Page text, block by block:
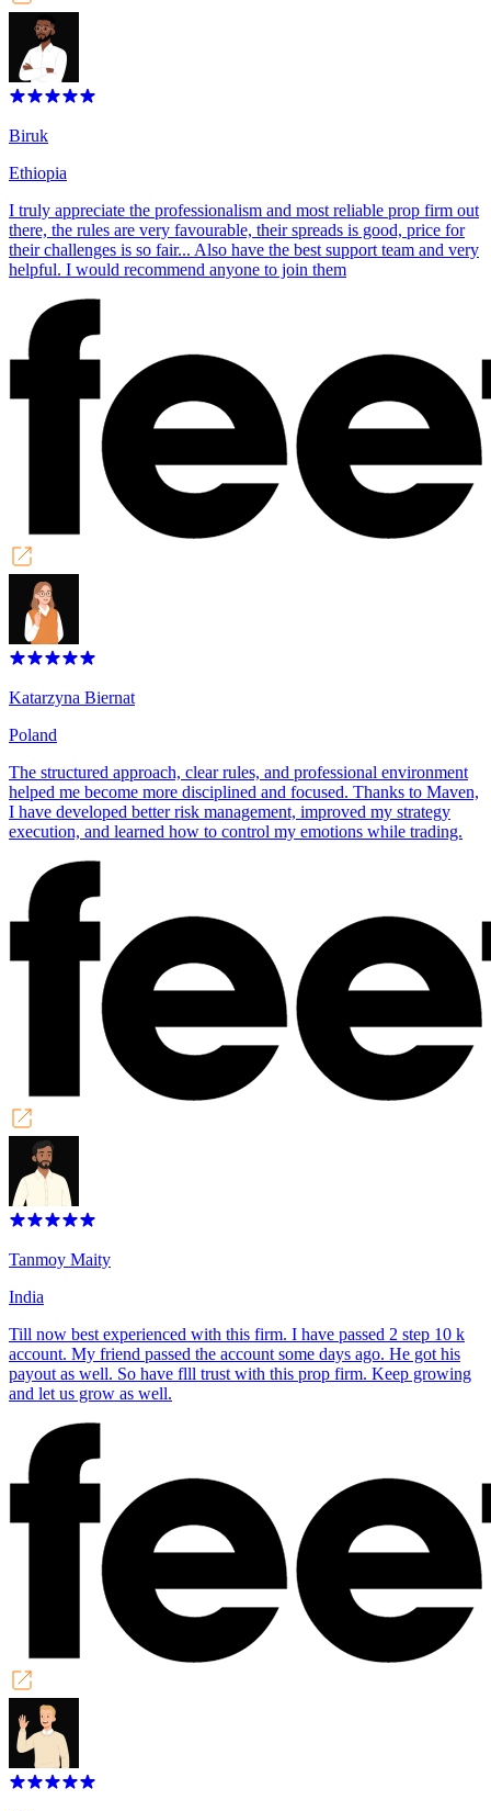
Biruk
Ethiopia
I truly appreciate the professionalism and most reliable prop firm out
there, the rules are very favourable, their spreads is good, price for
their challenges is so fair... Also have the best support team and very
helpful. I would recommend anyone to join them
Katarzyna Biernat
Poland
The structured approach, clear rules, and professional environment
helped me become more disciplined and focused. Thanks to Maven,
I have developed better risk management, improved my strategy
execution, and learned how to control my emotions while trading.
Tanmoy Maity
India
Till now best experienced with this firm. I have passed 2 step 10 k
account. My friend passed the account some days ago. He got his
payout as well. So have flll trust with this prop firm. Keep growing
and let us grow as well.